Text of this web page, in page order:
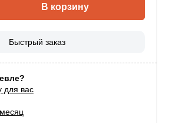
для вас
В корзину
Быстрый заказ